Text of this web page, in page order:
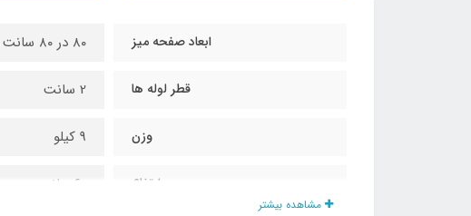
ابعاد صفحه میز ۸۰ در ۸۰ سانت
قطر لوله ها 2 سانت
وزن 9 کیلو
ارتفاع ۶۰ سانت
مشاهده بیشتر